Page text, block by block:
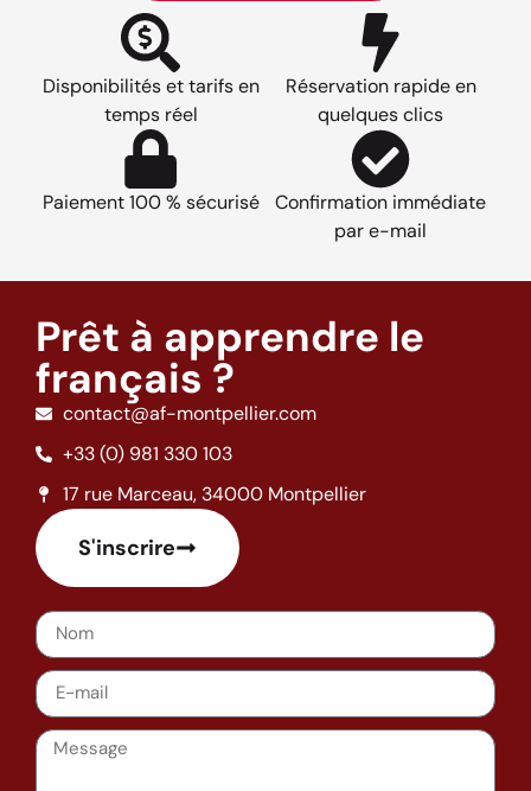
Disponibilités et tarifs en
temps réel
Réservation rapide en
quelques clics
Paiement 100 % sécurisé
Confirmation immédiate
par e-mail
Prêt à apprendre le
français ?
contact@af-montpellier.com
+33 (0) 981 330 103
17 rue Marceau, 34000 Montpellier
S'inscrire